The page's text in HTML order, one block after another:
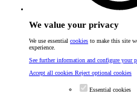
We value your privacy
We use essential cookies to make this site
experience.
See further information and configure your
Accept all cookies Reject optional cookies
Essential cookies